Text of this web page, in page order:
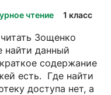
чтение 1 класс
Зощенко
найти данный
содержание
есть. Где найти
доступа нет, а